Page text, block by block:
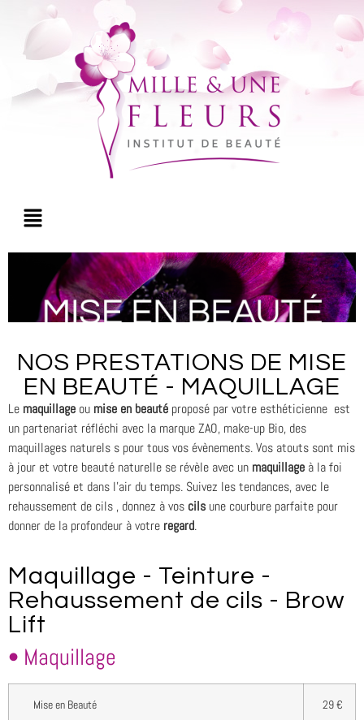
NOS PRESTATIONS DE MISE
EN BEAUTÉ - MAQUILLAGE
Le maquillage ou mise en beauté proposé par votre esthéticienne est
un partenariat réfléchi avec la marque ZAO, make-up Bio, des
maquillages naturels s pour tous vos évènements. Vos atouts sont mis
à jour et votre beauté naturelle se révèle avec un maquillage à la foi
personnalisé et dans l’air du temps. Suivez les tendances, avec le
rehaussement de cils , donnez à vos cils une courbure parfaite pour
donner de la profondeur à votre regard.
Maquillage - Teinture -
Rehaussement de cils - Brow
Lift
• Maquillage
Mise en Beauté 29 €